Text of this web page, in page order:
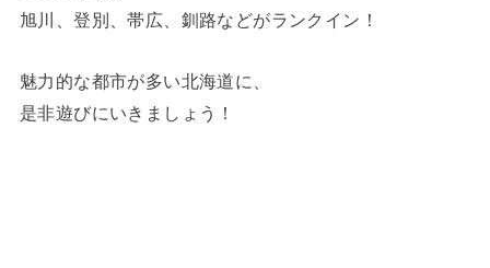
旭川、登別、帯広、釧路などがランクイン！
魅力的な都市が多い北海道に、
是非遊びにいきましょう！